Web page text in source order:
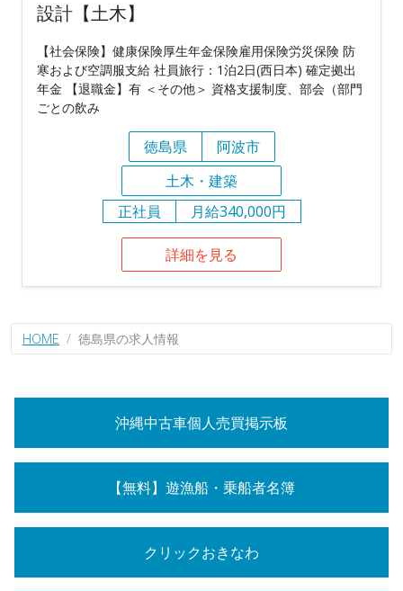
設計【土木】
【社会保険】健康保険厚生年金保険雇用保険労災保険 防
寒および空調服支給 社員旅行：1泊2日(西日本) 確定拠出
年金 【退職金】有 ＜その他＞ 資格支援制度、部会（部門
ごとの飲み
徳島県
阿波市
土木・建築
正社員
月給340,000円
詳細を見る
HOME 徳島県の求人情報
沖縄中古車個人売買掲示板
【無料】遊漁船・乗船者名簿
クリックおきなわ